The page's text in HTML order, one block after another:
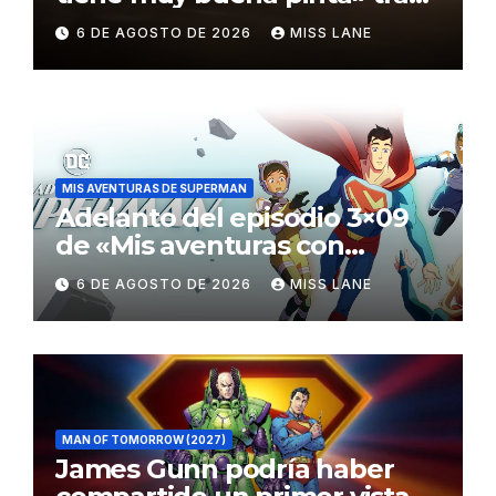
el fracaso de «Supergirl»
6 DE AGOSTO DE 2026 MISS LANE
MIS AVENTURAS DE SUPERMAN
Adelanto del episodio 3×09
de «Mis aventuras con
Superman»
6 DE AGOSTO DE 2026 MISS LANE
MAN OF TOMORROW (2027)
James Gunn podría haber